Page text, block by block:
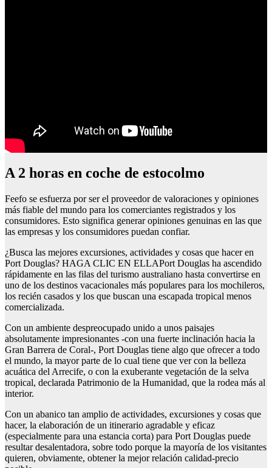
A 2 horas en coche de estocolmo
Feefo se esfuerza por ser el proveedor de valoraciones y opiniones
más fiable del mundo para los comerciantes registrados y los
consumidores. Esto significa generar opiniones genuinas en las que
las empresas y los consumidores puedan confiar.
¿Busca las mejores excursiones, actividades y cosas que hacer en
Port Douglas? HAGA CLIC EN ELLAPort Douglas ha ascendido
rápidamente en las filas del turismo australiano hasta convertirse en
uno de los destinos vacacionales más populares para los mochileros,
los recién casados y los que buscan una escapada tropical menos
comercializada.
Con un ambiente despreocupado unido a unos paisajes
absolutamente impresionantes -con una fuerte inclinación hacia la
Gran Barrera de Coral-, Port Douglas tiene algo que ofrecer a todo
el mundo, la mayor parte de lo cual tiene que ver con la belleza
acuática del Arrecife, o con la exuberante vegetación de la selva
tropical, declarada Patrimonio de la Humanidad, que la rodea más al
interior.
Con un abanico tan amplio de actividades, excursiones y cosas que
hacer, la elaboración de un itinerario agradable y eficaz
(especialmente para una estancia corta) para Port Douglas puede
resultar desalentadora, sobre todo porque la mayoría de los visitantes
quieren, obviamente, obtener la mejor relación calidad-precio